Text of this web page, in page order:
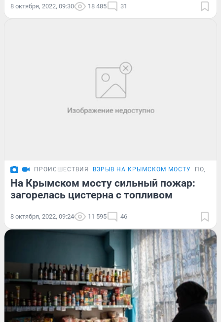
8 октября, 2022, 09:30 18 485 31
ПРОИСШЕСТВИЯ ВЗРЫВ НА КРЫМСКОМ МОСТУ
На Крымском мосту сильный пожар:
загорелась цистерна с топливом
8 октября, 2022, 09:24 11 595 46